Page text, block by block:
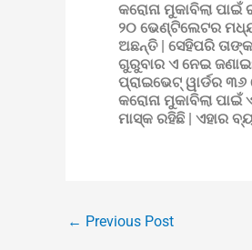
କରୋନା ମୁକାବିଲା
୨୦ ଭେଣ୍ଟିଲେଟର
ଅଛନ୍ତି | ସେହିପରି
ଗୁରୁବାର ଏ ନେଇ
ପ୍ରାଇଭେଟ୍‌ ୱାର୍ଡର
କରୋନା ମୁକାବିଲା
ମାସ୍କ ରହିଛି | ଏହାର
← Previous Post